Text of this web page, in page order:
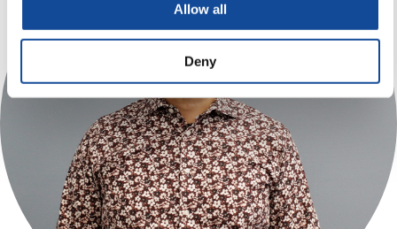
Allow all
Deny